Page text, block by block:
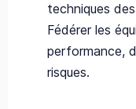
techniques
Fédérer les
performance,
risques.